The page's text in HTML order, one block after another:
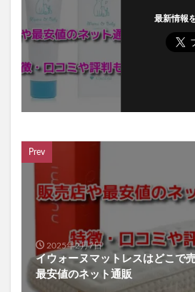
最新情報
Prev
2025年2月7日
イウォーヌマットレスはどこで
最安値のネット通販